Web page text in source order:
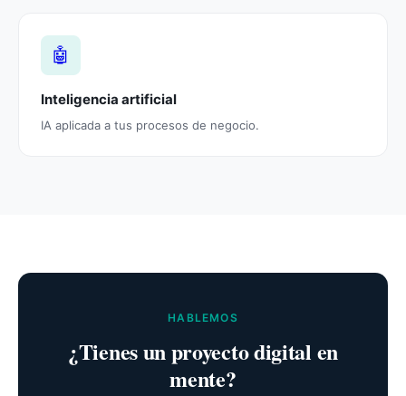
🤖
Inteligencia artificial
IA aplicada a tus procesos de negocio.
HABLEMOS
¿Tienes un proyecto digital en
mente?